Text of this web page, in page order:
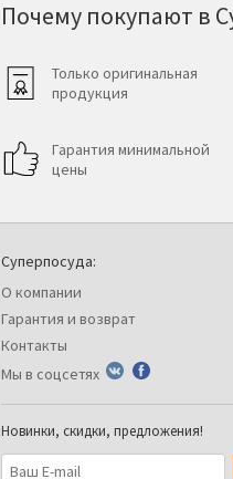
Почему покупают в
Только оригинальная
продукция
Гарантия минимальной
цены
Суперпосуда:
О компании
Гарантия и возврат
Контакты
Мы в соцсетях
Новинки, скидки, предложения!